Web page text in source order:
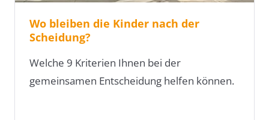
Wo bleiben die Kinder nach der
Scheidung?
Welche 9 Kriterien Ihnen bei der
gemeinsamen Entscheidung helfen können.